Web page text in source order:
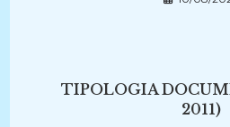
TIPOLOGIA
2011)